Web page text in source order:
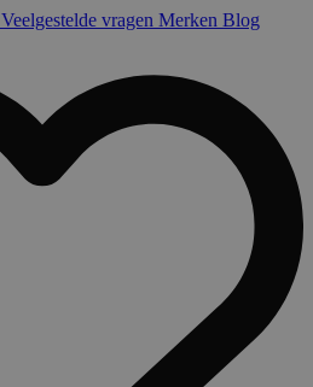
Veelgestelde vragen Merken Blog